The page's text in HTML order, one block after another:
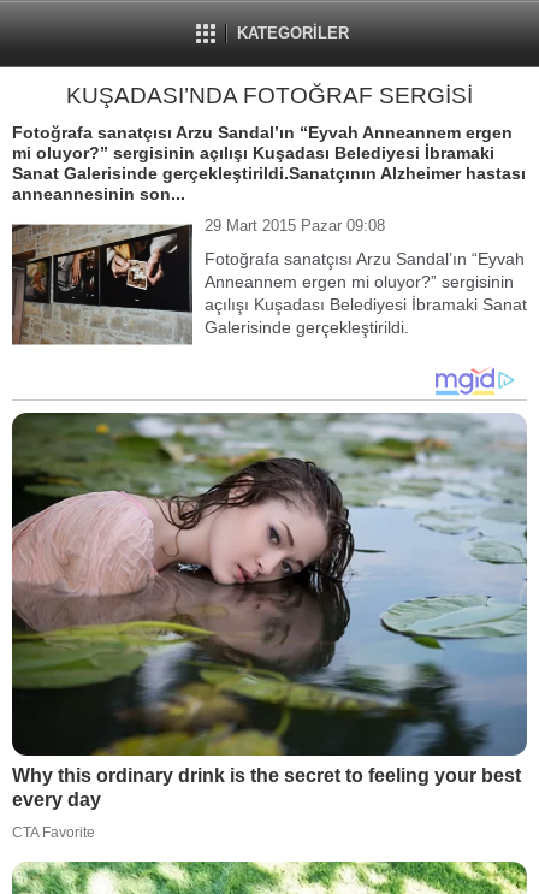
KATEGORİLER
KUŞADASI’NDA FOTOĞRAF SERGİSİ
Fotoğrafa sanatçısı Arzu Sandal’ın “Eyvah Anneannem ergen
mi oluyor?” sergisinin açılışı Kuşadası Belediyesi İbramaki
Sanat Galerisinde gerçekleştirildi.Sanatçının Alzheimer hastası
anneannesinin son...
29 Mart 2015 Pazar 09:08
Fotoğrafa sanatçısı Arzu Sandal’ın “Eyvah
Anneannem ergen mi oluyor?” sergisinin
açılışı Kuşadası Belediyesi İbramaki Sanat
Galerisinde gerçekleştirildi.